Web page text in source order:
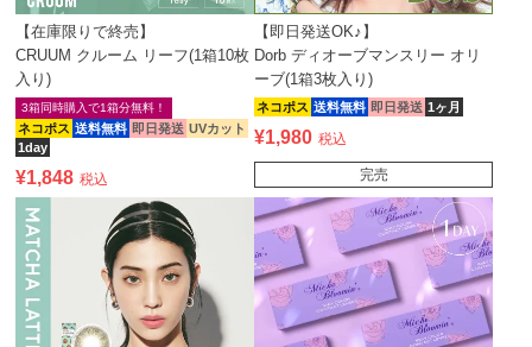
【在庫限りで終売】
CRUUM クルーム リーフ(1箱10枚
入り)
ネコポス 送料無料 即日発送 UVカット
1day
3箱同時購入で1箱分無料！
¥1,848 税込
【即日発送OK♪】
Dorb ディオーブマンスリー オリ
ーブ(1箱3枚入り)
ネコポス 送料無料 即日発送 1ヶ月
¥1,980 税込
完売